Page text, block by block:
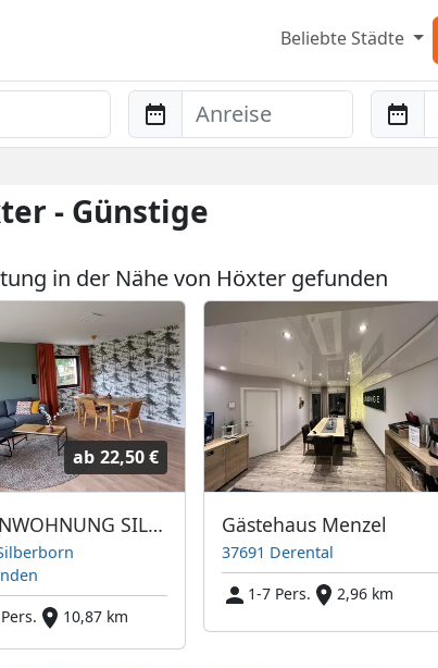
Beliebte Städte
Anreise Abreise
- Günstige
in der Nähe von Höxter gefunden
ab 22,50 €
FERIENWOHNUNG SILBERBORN - WESERBERGLAND
10,87 km
Gästehaus Menzel
37691 Derental
1-7 Pers.
2,96 km